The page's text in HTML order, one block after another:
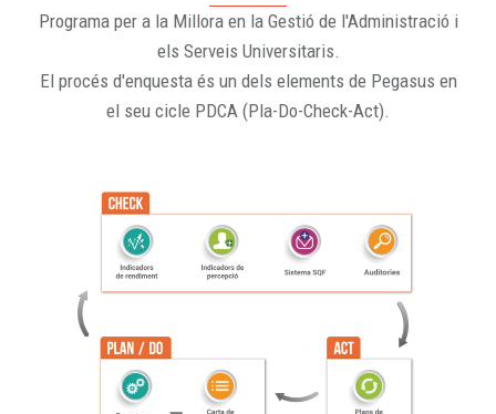
Programa per a la Millora en la Gestió de l'Administració i
els Serveis Universitaris.
El procés d'enquesta és un dels elements de Pegasus en
el seu cicle PDCA (Pla-Do-Check-Act).